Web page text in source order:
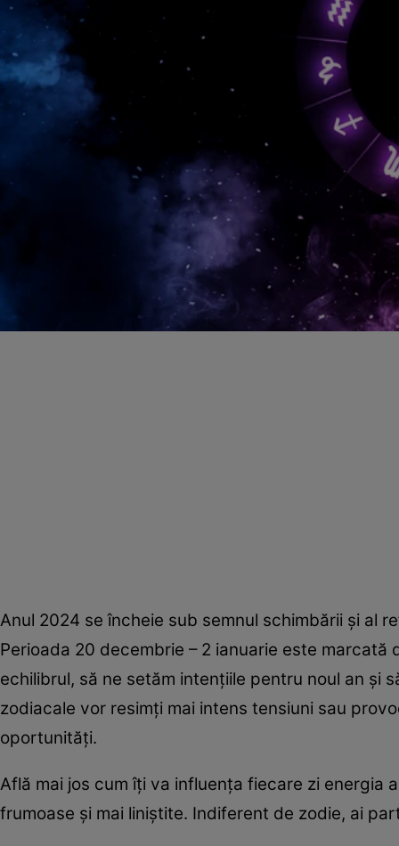
Anul 2024 se încheie sub semnul schimbării și al
Perioada 20 decembrie – 2 ianuarie este
echilibrul, să ne setăm intențiile pentru noul an și
zodiacale vor resimți mai intens tensiuni sau
oportunități.
Află mai jos cum îți va influența fiecare zi energia
frumoase și mai liniștite. Indiferent de zodie, ai